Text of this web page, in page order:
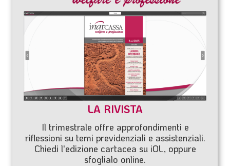
LA RIVISTA
Il trimestrale offre approfondimenti e
riflessioni su temi previdenziali e assistenziali.
Chiedi l'edizione cartacea su iOL, oppure
sfoglialo online.